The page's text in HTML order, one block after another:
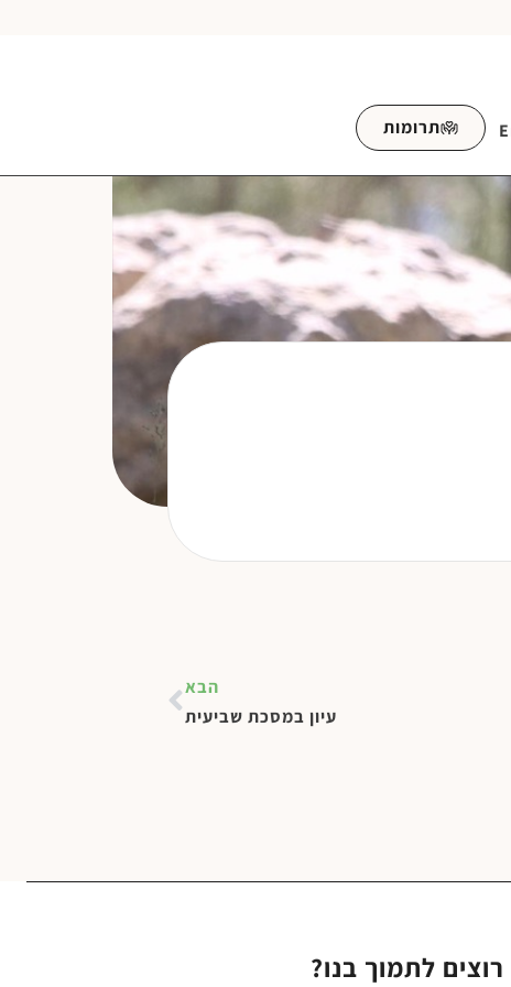
תרומות
הבא
עיון במסכת שביעית
רוצים לתמוך בנו?